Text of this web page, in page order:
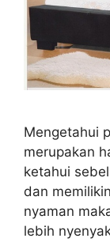
Mengetahui
merupakan
ketahui
dan
nyaman
lebih